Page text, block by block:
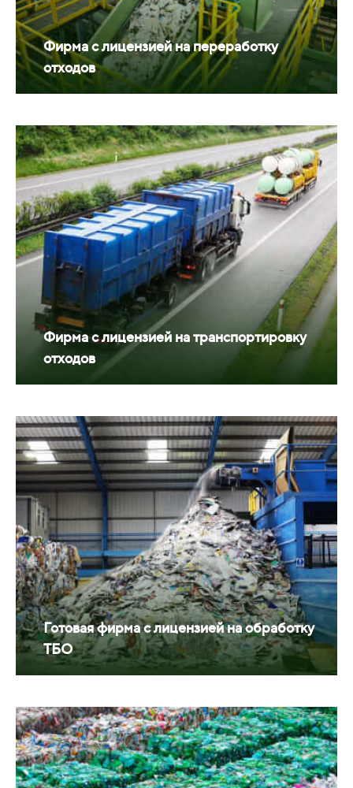
Фирма с лицензией на переработку
отходов
Фирма с лицензией на транспортировку
отходов
Готовая фирма с лицензией на обработку
ТБО